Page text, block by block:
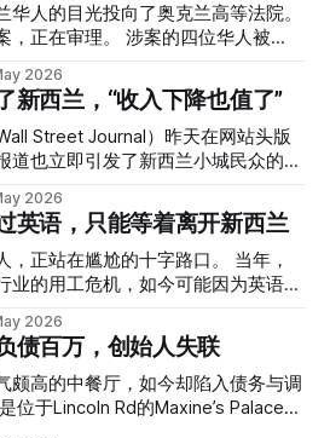
华人的目光投向了奥克兰高等法院。
涉案的四位华人被
位70岁中国女人的死有关。 事情
料袋 先让我们
钓鱼时，发现了一个黑色塑料袋，
、手腕和身体，整个人被绑成胎儿
黑色长裤。 她是谁？没有人
米袋泄露秘密 破案的
塑料米袋里装着用来压住尸体的花
市卖的。
2026
新西兰，“收入下降也值了”
Street Journal）昨天在网站头版
道也立即引发了新西兰小城民众的兴
医院担任内科医生的Brandon
增、医疗人员短
以及对患者无力支付医疗费用的忧
甚至因自杀身亡。 他并不想放
，他与38岁的妻子
的选择。 就在那时，他收
。 “虽然跑到那个‘与世
2026
英语，只能等着离开新西兰
站在尴尬的十字路口。 当年，
业的用工危机，如今可能因为英语考
移民的无奈感叹：
就不会来开公交车了。” 因为英
了申请。 “我听说这里气候
2026
债百万，创始人失联
颇高的中餐厅，如今却陷入债务与调
程序，债务总额接近100万纽币，而